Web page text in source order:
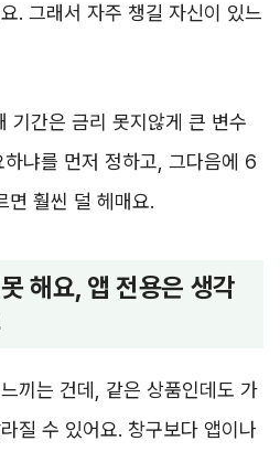
. 그래서 자주 챙길 자신이 있느
기간은 금리 못지않게 큰 변수
냐를 먼저 정하고, 그다음에 6
면 훨씬 덜 헤매요.
해요, 앱 전용은 생각
끼는 건데, 같은 상품인데도 가
질 수 있어요. 창구보다 앱이나